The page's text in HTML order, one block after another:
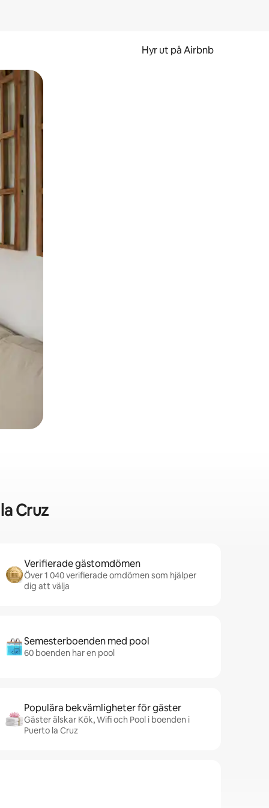
Hyr ut på Airbnb
Cruz
Verifierade gästomdömen
Över 1 040 verifierade omdömen som hjälper
dig att välja
Semesterboenden med pool
60 boenden har en pool
Populära bekvämligheter för gäster
Gäster älskar Kök, Wifi och Pool i boenden i
Puerto la Cruz